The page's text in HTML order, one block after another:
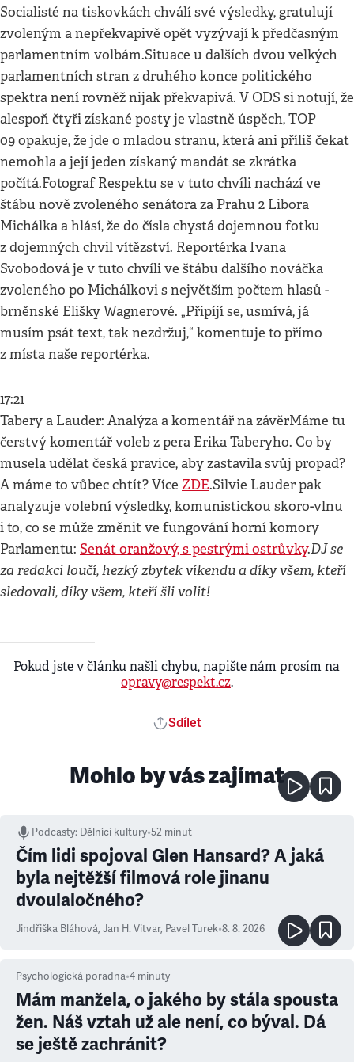
Socialisté na tiskovkách chválí své výsledky, gratulují
zvoleným a nepřekvapivě opět vyzývají k předčasným
parlamentním volbám.Situace u dalších dvou velkých
parlamentních stran z druhého konce politického
spektra není rovněž nijak překvapivá. V ODS si notují, že
alespoň čtyři získané posty je vlastně úspěch, TOP
09 opakuje, že jde o mladou stranu, která ani příliš čekat
nemohla a její jeden získaný mandát se zkrátka
počítá.Fotograf Respektu se v tuto chvíli nachází ve
štábu nově zvoleného senátora za Prahu 2 Libora
Michálka a hlásí, že do čísla chystá dojemnou fotku
z dojemných chvil vítězství. Reportérka Ivana
Svobodová je v tuto chvíli ve štábu dalšího nováčka
zvoleného po Michálkovi s největším počtem hlasů -
brněnské Elišky Wagnerové. „Připíjí se, usmívá, já
musím psát text, tak nezdržuj,“ komentuje to přímo
z místa naše reportérka.
17:21
Tabery a Lauder: Analýza a komentář na závěrMáme tu
čerstvý komentář voleb z pera Erika Taberyho. Co by
musela udělat česká pravice, aby zastavila svůj propad?
A máme to vůbec chtít? Více ZDE.Silvie Lauder pak
analyzuje volební výsledky, komunistickou skoro-vlnu
i to, co se může změnit ve fungování horní komory
Parlamentu: Senát oranžový, s pestrými ostrůvky.DJ se
za redakci loučí, hezký zbytek víkendu a díky všem, kteří
sledovali, díky všem, kteří šli volit!
Pokud jste v článku našli chybu, napište nám prosím na
opravy@respekt.cz.
Sdílet
Mohlo by vás zajímat
Podcasty: Dělníci kultury•52 minut
Čím lidi spojoval Glen Hansard? A jaká
byla nejtěžší filmová role jinanu
dvoulaločného?
Jindřiška Bláhová, Jan H. Vitvar, Pavel Turek•8. 8. 2026
Psychologická poradna•4 minuty
Mám manžela, o jakého by stála spousta
žen. Náš vztah už ale není, co býval. Dá
se ještě zachránit?